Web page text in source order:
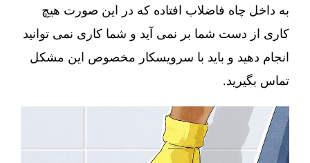
به داخل چاه فاضلاب افتاده که در این صورت هیچ
کاری از دست شما بر نمی آید و شما کاری نمی توانید
انجام دهید و باید با سرویسکار مخصوص این مشکل
تماس بگیرید.